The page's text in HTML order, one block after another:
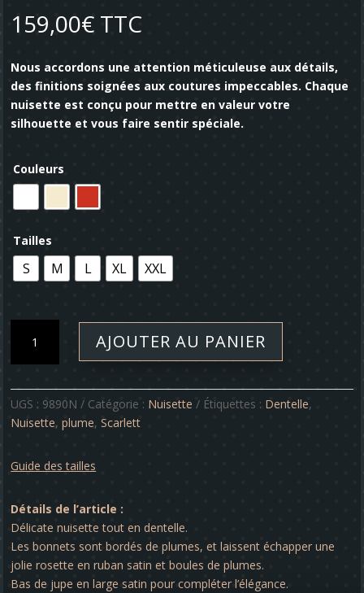
159,00€ TTC
Nous accordons une attention méticuleuse aux détails,
des finitions soignées aux coutures impeccables. Chaque
nuisette est conçu pour mettre en valeur votre
silhouette et vous faire sentir spéciale.
Couleurs
Tailles
S M L XL XXL
Nuisette
Scarlett
AJOUTER AU PANIER
UGS : 9890N Catégorie : Nuisette Étiquettes : Dentelle,
Nuisette,plume,Scarlett
Guide des tailles
Détails de l’article :
Délicate nuisette tout en dentelle.
Les bonnets sont bordés de plumes, et laissent échapper une
jolie rosette en ruban satin et boules de plumes.
Bas de jupe en large satin pour compléter l’élégance.